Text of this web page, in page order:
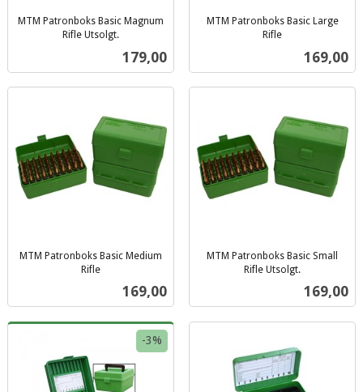
MTM Patronboks Basic Magnum
Rifle Utsolgt.
Pris
179,00
MTM Patronboks Basic Large
Rifle
Pris
169,00
MTM Patronboks Basic Medium
Rifle
Pris
169,00
MTM Patronboks Basic Small
Rifle Utsolgt.
Pris
169,00
-3%